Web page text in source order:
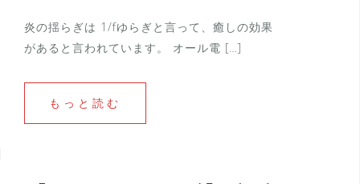
炎の揺らぎは 1/fゆらぎと言って、癒しの効果
があると言われています。 オール電 […]
もっと読む